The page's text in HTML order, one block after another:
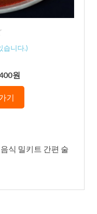
습니다.)
원
기
식 밀키트 간편 술